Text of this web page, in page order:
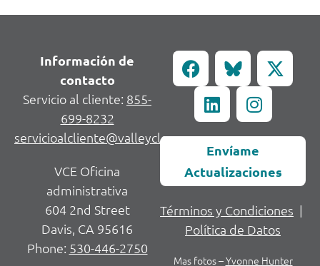
Información de
contacto
Servicio al cliente: 855-
699-8232
servicioalcliente@valleycleanenergy.org
VCE Oficina
administrativa
604 2nd Street
Davis, CA 95616
Phone: 530-446-2750
Envíame
Actualizaciones
Términos y Condiciones |
Política de Datos
Mas fotos –Yvonne Hunter